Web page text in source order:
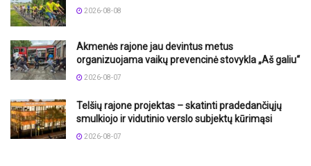
2026-08-08
Akmenės rajone jau devintus metus
organizuojama vaikų prevencinė stovykla „Aš galiu“
2026-08-07
Telšių rajone projektas – skatinti pradedančiųjų
smulkiojo ir vidutinio verslo subjektų kūrimąsi
2026-08-07